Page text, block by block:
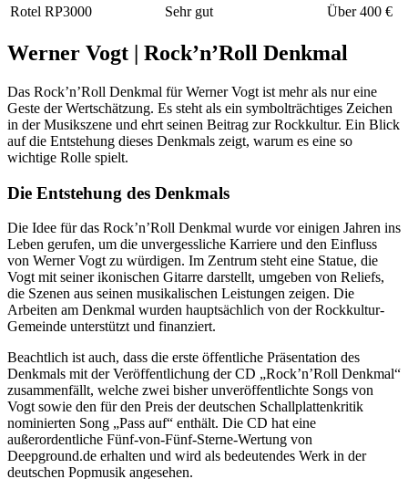
Rotel RP3000
Sehr gut Über 400 €
Werner Vogt | Rock’n’Roll Denkmal
Das Rock’n’Roll Denkmal für Werner Vogt ist mehr als nur eine
Geste der Wertschätzung. Es steht als ein symbolträchtiges Zeichen
in der Musikszene und ehrt seinen Beitrag zur Rockkultur. Ein Blick
auf die Entstehung dieses Denkmals zeigt, warum es eine so
wichtige Rolle spielt.
Die Entstehung des Denkmals
Die Idee für das Rock’n’Roll Denkmal wurde vor einigen Jahren ins
Leben gerufen, um die unvergessliche Karriere und den Einfluss
von Werner Vogt zu würdigen. Im Zentrum steht eine Statue, die
Vogt mit seiner ikonischen Gitarre darstellt, umgeben von Reliefs,
die Szenen aus seinen musikalischen Leistungen zeigen. Die
Arbeiten am Denkmal wurden hauptsächlich von der Rockkultur-
Gemeinde unterstützt und finanziert.
Beachtlich ist auch, dass die erste öffentliche Präsentation des
Denkmals mit der Veröffentlichung der CD „Rock’n’Roll Denkmal“
zusammenfällt, welche zwei bisher unveröffentlichte Songs von
Vogt sowie den für den Preis der deutschen Schallplattenkritik
nominierten Song „Pass auf“ enthält. Die CD hat eine
außerordentliche Fünf-von-Fünf-Sterne-Wertung von
Deepground.de erhalten und wird als bedeutendes Werk in der
deutschen Popmusik angesehen.